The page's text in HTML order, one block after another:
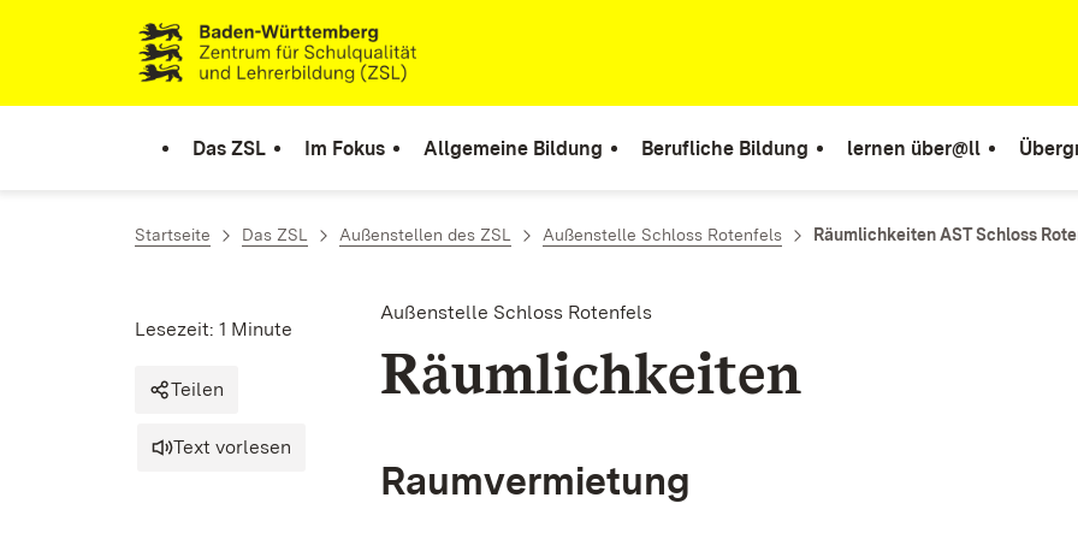
Zum Inhalt springen
Link zur Startseite
Das ZSL Im Fokus Allgemeine Bildung Berufliche Bildung lernen über@ll
Startseite Das ZSL Außenstellen des ZSL Außenstelle Schloss Rotenfels Räumlichkeiten AST Schloss
Außenstelle Schloss Rotenfels
Räumlichkeiten
Lesezeit: 1 Minute
Teilen
Text vorlesen
Raumvermietung